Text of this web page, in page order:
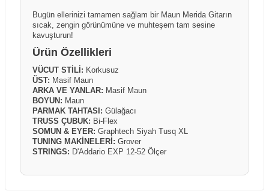
Bugün ellerinizi tamamen sağlam bir Maun Merida Gitarın
sıcak, zengin görünümüne ve muhteşem tam sesine
kavuşturun!
Ürün Özellikleri
VÜCUT STİLİ: Korkusuz
ÜST: Masif Maun
ARKA VE YANLAR: Masif Maun
BOYUN: Maun
PARMAK TAHTASI: Gülağacı
TRUSS ÇUBUK: Bi-Flex
SOMUN & EYER: Graphtech Siyah Tusq XL
TUNING MAKİNELERİ: Grover
STRINGS: D'Addario EXP 12-52 Ölçer